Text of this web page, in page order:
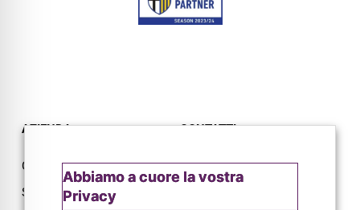
AZIENDA
Chi siamo
Servizi
CONTATTI
Via L. Lama, 2
Abbiamo a cuore la vostra
Privacy